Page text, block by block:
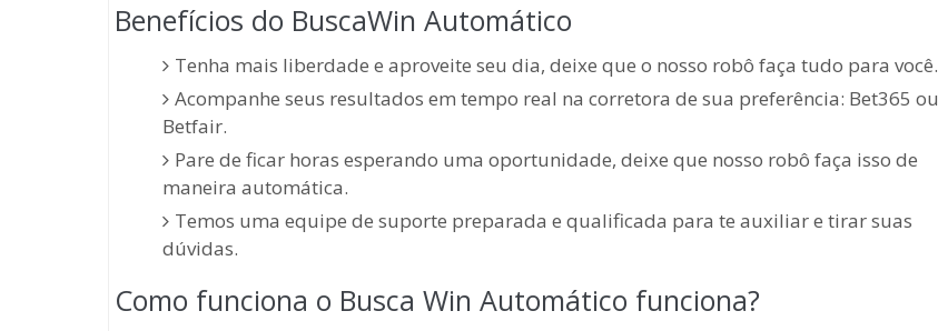
Benefícios do BuscaWin Automático
Tenha mais liberdade e aproveite seu dia, deixe que o nosso robô faça tudo para você.
Acompanhe seus resultados em tempo real na corretora de sua preferência: Bet365 ou
Betfair.
Pare de ficar horas esperando uma oportunidade, deixe que nosso robô faça isso de
maneira automática.
Temos uma equipe de suporte preparada e qualificada para te auxiliar e tirar suas
dúvidas.
Como funciona o Busca Win Automático funciona?